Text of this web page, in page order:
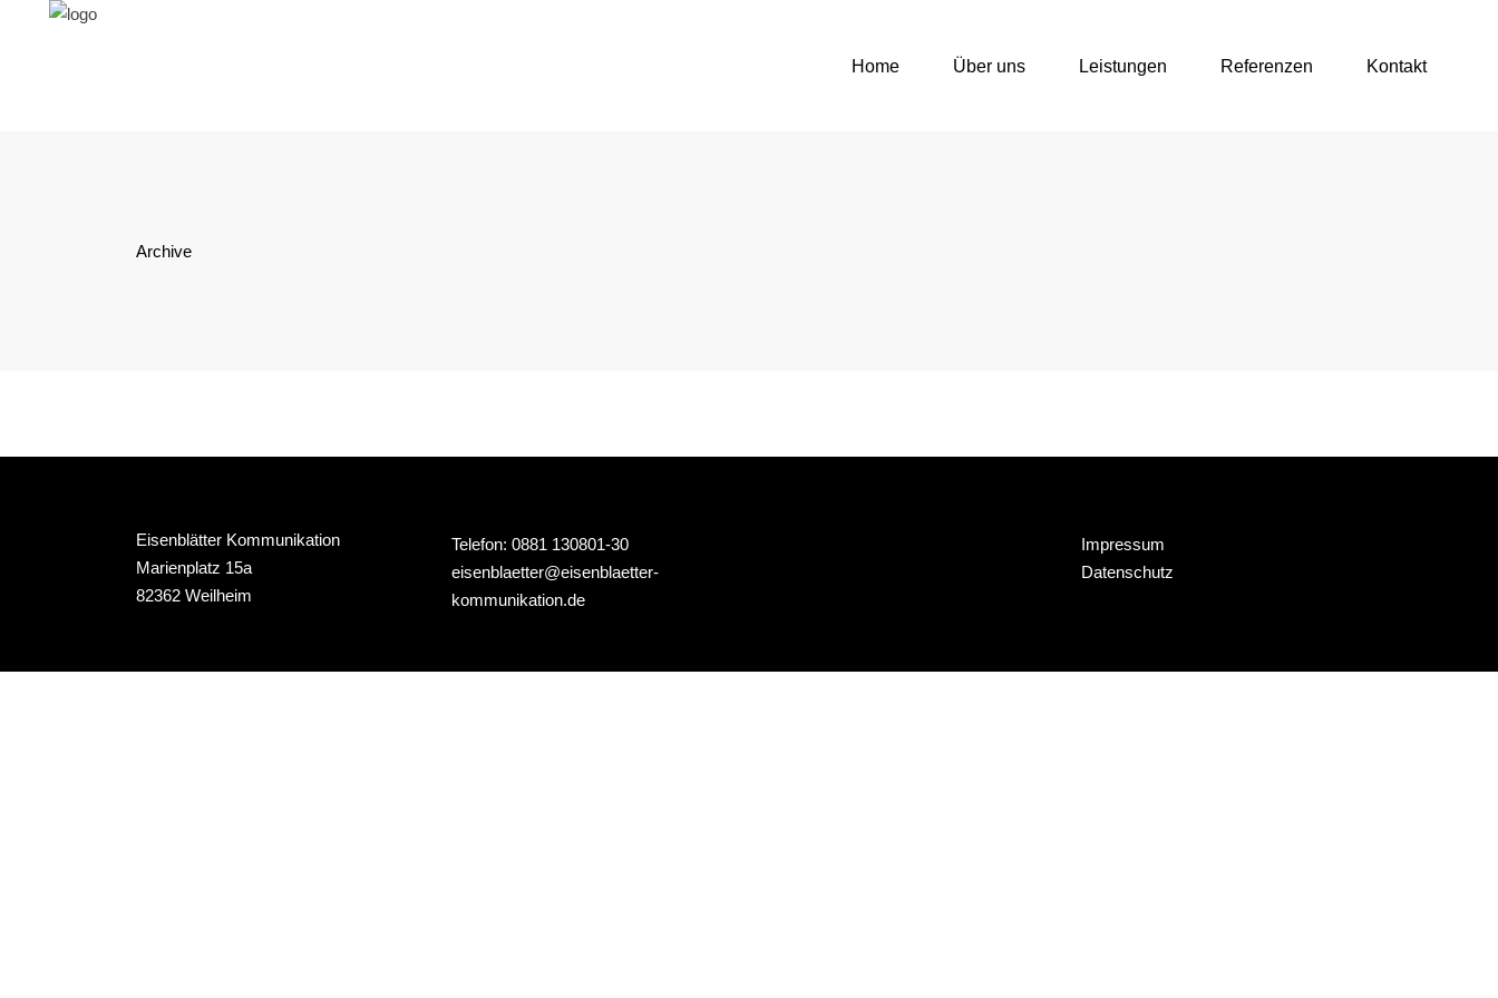
Home Über uns Leistungen Referenzen Kontakt
Archive
noventi
Kommunikationsberatung
Medinoxx
Fachpressearbeit
Eisenblätter Kommunikation
Marienplatz 15a
82362 Weilheim
Telefon: 0881 130801-30
eisenblaetter@eisenblaetter-
kommunikation.de
Impressum
Datenschutz